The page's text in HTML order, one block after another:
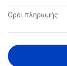
Όροι πληρωμής: